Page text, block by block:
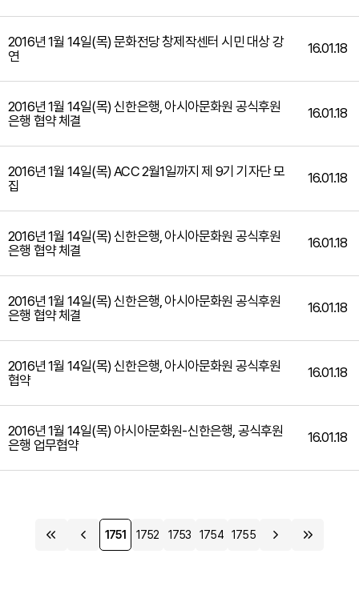
2016년 1월 14일(목) 문화전당 창제작센터 시민 대상 강
연
16.01.18
2016년 1월 14일(목) 신한은행, 아시아문화원 공식후원
은행 협약 체결
16.01.18
2016년 1월 14일(목) ACC 2월1일까지 제 9기 기자단 모
집
16.01.18
2016년 1월 14일(목) 신한은행, 아시아문화원 공식후원
은행 협약 체결
16.01.18
2016년 1월 14일(목) 신한은행, 아시아문화원 공식후원
은행 협약 체결
16.01.18
2016년 1월 14일(목) 신한은행, 아시아문화원 공식후원
협약
16.01.18
2016년 1월 14일(목) 아시아문화원-신한은행, 공식후원
은행 업무협약
16.01.18
1751 1752 1753 1754 1755